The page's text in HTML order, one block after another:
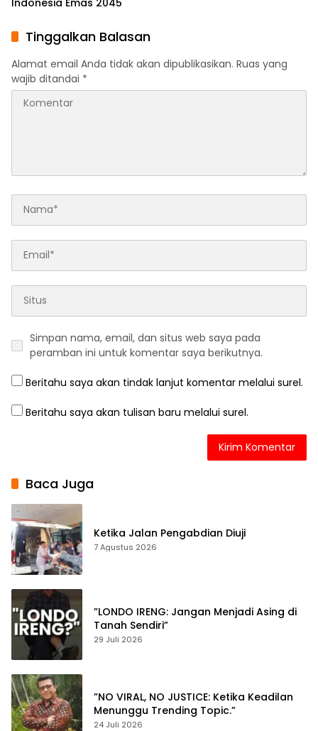
Tinggalkan Balasan
Alamat email Anda tidak akan dipublikasikan. Ruas yang
wajib ditandai *
Simpan nama, email, dan situs web saya pada
peramban ini untuk komentar saya berikutnya.
Beritahu saya akan tindak lanjut komentar melalui surel.
Beritahu saya akan tulisan baru melalui surel.
Baca Juga
Ketika Jalan Pengabdian Diuji
7 Agustus 2026
”LONDO IRENG: Jangan Menjadi Asing di
Tanah Sendiri”
29 Juli 2026
”NO VIRAL, NO JUSTICE: Ketika Keadilan
Menunggu Trending Topic.”
24 Juli 2026